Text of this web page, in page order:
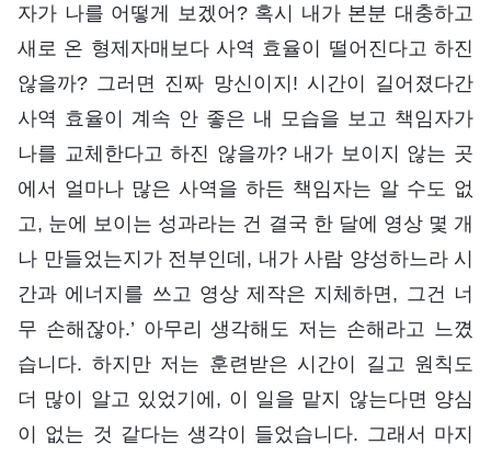
자가 나를 어떻게 보겠어? 혹시 내가 본분 대충하고
새로 온 형제자매보다 사역 효율이 떨어진다고 하진
않을까? 그러면 진짜 망신이지! 시간이 길어졌다간
사역 효율이 계속 안 좋은 내 모습을 보고 책임자가
나를 교체한다고 하진 않을까? 내가 보이지 않는 곳
에서 얼마나 많은 사역을 하든 책임자는 알 수도 없
고, 눈에 보이는 성과라는 건 결국 한 달에 영상 몇 개
나 만들었는지가 전부인데, 내가 사람 양성하느라 시
간과 에너지를 쓰고 영상 제작은 지체하면, 그건 너
무 손해잖아.’ 아무리 생각해도 저는 손해라고 느꼈
습니다. 하지만 저는 훈련받은 시간이 길고 원칙도
더 많이 알고 있었기에, 이 일을 맡지 않는다면 양심
이 없는 것 같다는 생각이 들었습니다. 그래서 마지